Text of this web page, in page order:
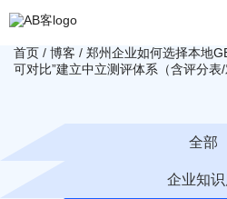
首页 / 博客 / 郑州企业如何选择本地
可对比”建立中立测评体系（含评分表/
全部
企业知